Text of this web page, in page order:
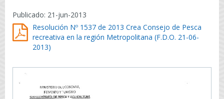
Publicado: 21-jun-2013
Resolución Nº 1537 de 2013 Crea Consejo de Pesca
recreativa en la región Metropolitana (F.D.O. 21-06-
2013)